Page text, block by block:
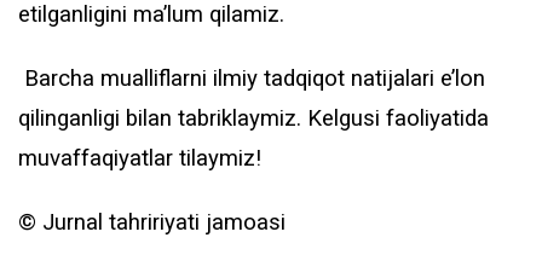
etilganligini ma’lum qilamiz.
Barcha mualliflarni ilmiy tadqiqot natijalari e’lon
qilinganligi bilan tabriklaymiz. Kelgusi faoliyatida
muvaffaqiyatlar tilaymiz!
©️ Jurnal tahririyati jamoasi